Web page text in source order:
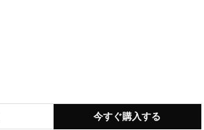
今すぐ購入する